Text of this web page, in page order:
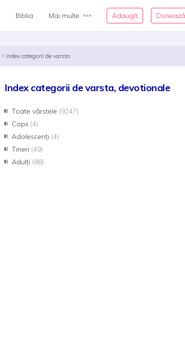
Biblia Mai multe Adaugă Donează
Index categorii de varsta
Index categorii de varsta, devotionale
Toate vârstele (9247)
Copii (4)
Adolescenți (4)
Tineri (49)
Adulți (88)